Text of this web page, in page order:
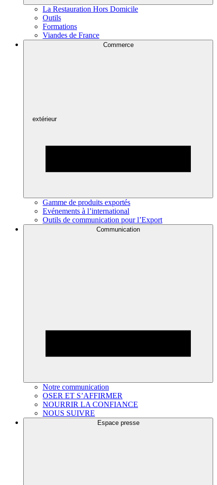
La Restauration Hors Domicile
Outils
Formations
Viandes de France
Commerce
extérieur
Gamme de produits exportés
Evénements à l’international
Outils de communication pour l’Export
Communication
Notre communication
OSER ET S’AFFIRMER
NOURRIR LA CONFIANCE
NOUS SUIVRE
Espace presse